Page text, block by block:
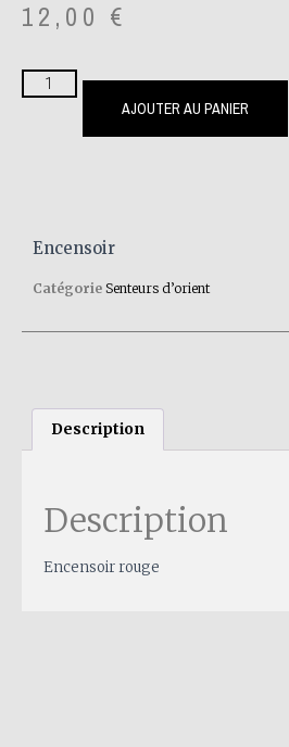
12,00 €
AJOUTER AU PANIER
Encensoir
Catégorie Senteurs d’orient
Description
Description
Encensoir rouge